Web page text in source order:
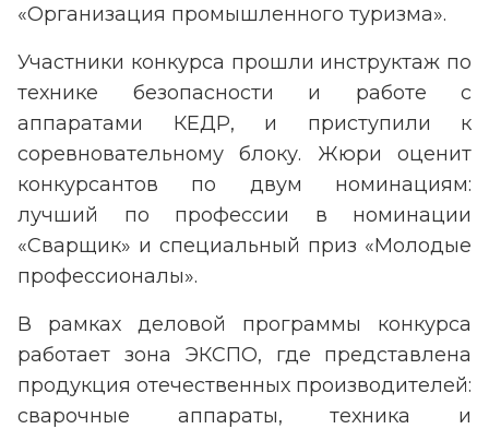
«Организация промышленного туризма».
Участники конкурса прошли инструктаж по
технике безопасности и работе с
аппаратами КЕДР, и приступили к
соревновательному блоку. Жюри оценит
конкурсантов по двум номинациям:
лучший по профессии в номинации
«Сварщик» и специальный приз «Молодые
профессионалы».
В рамках деловой программы конкурса
работает зона ЭКСПО, где представлена
продукция отечественных производителей:
сварочные аппараты, техника и